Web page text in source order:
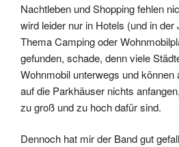
Nachtleben und Shopping fehlen
wird leider nur in Hotels (und in
Thema Camping oder
gefunden, schade, denn viele
Wohnmobil unterwegs und
auf die Parkhäuser nichts
zu groß und zu hoch dafür sind.
Dennoch hat mir der Band gut